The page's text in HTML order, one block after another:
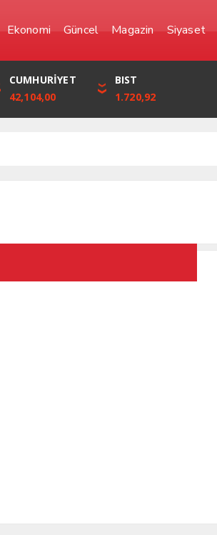
Ekonomi Güncel Magazin Siyaset
YEN
0,0000
FRANK
57,6861
CUMHURİYET
42,104,00
BIST
1.720,92